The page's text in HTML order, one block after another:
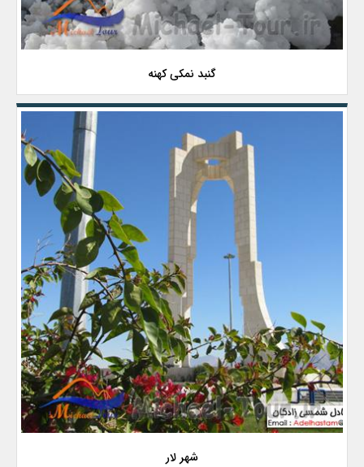
گنبد نمکى کهنه
شهر لار